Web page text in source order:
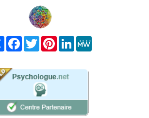
Share FacebookTwitterPinterest
LinkedIn